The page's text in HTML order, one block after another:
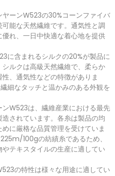
ーンW523の30%コーンファイバ
能な天然繊維です。通気性と調
れ、一日中快適な着心地を提供
に含まれるシルクの20%が製品に
ルクは高級天然繊維で、柔らか
、通気性などの特徴がありま
細なタッチと温かみのある外観を
W523は、繊維産業における最先
されています。各糸は製品の均
に厳格な品質管理を受けていま
100gの紡績糸であるため、
テキスタイルの生産に適してい
の特性は様々な用途に適してい